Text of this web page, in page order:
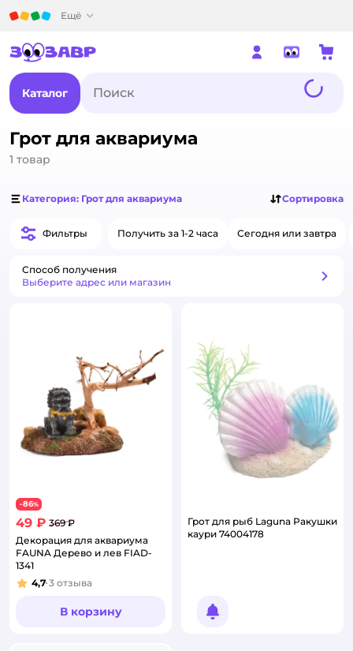
Ещё
Каталог
Грот для аквариума
1 товар
Категория: Грот для аквариума Сортировка
Фильтры Получить за 1-2 часа Сегодня или завтра
Способ получения
Выберите адрес или магазин
−86%
49 ₽ 369 ₽
Декорация для аквариума
FAUNA Дерево и лев FIAD-
1341
Рейтинг:
4,7 3 отзыва
В корзину
Грот для рыб Laguna Ракушки
каури 74004178
Уведомить о появлении